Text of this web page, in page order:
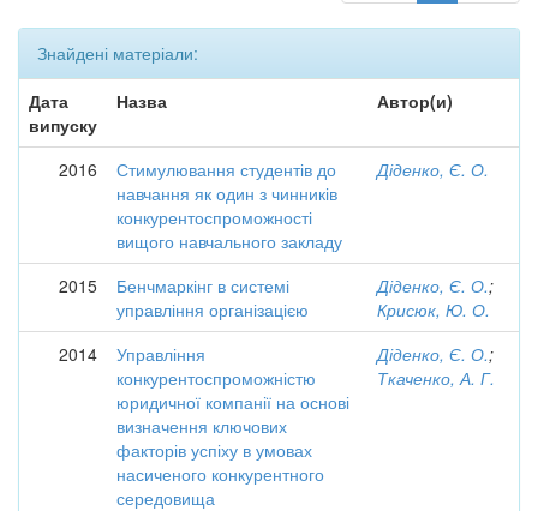
Знайдені матеріали:
Дата
випуску
Назва Автор(и)
2016
Стимулювання студентів до
навчання як один з чинників
конкурентоспроможності
вищого навчального закладу
Діденко, Є. О.
2015
Бенчмаркінг в системі
управління організацією
Діденко, Є. О.;
Крисюк, Ю. О.
2014
Управління
конкурентоспроможністю
юридичної компанії на основі
визначення ключових
факторів успіху в умовах
насиченого конкурентного
середовища
Діденко, Є. О.;
Ткаченко, А. Г.